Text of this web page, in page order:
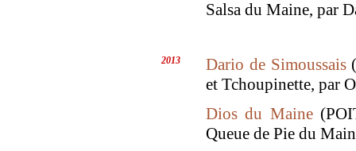
Salsa du Maine, par
2013 Dario de Simoussais
et Tchoupinette, par
Dios du Maine
Queue de Pie du